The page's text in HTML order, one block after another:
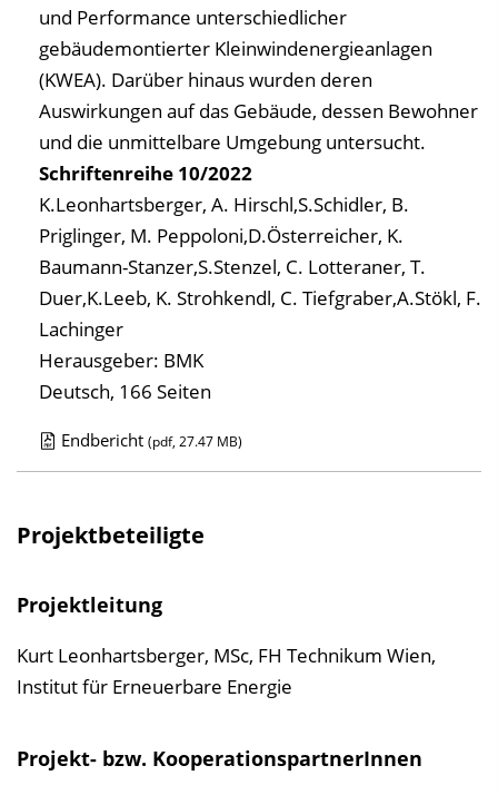
und Performance unterschiedlicher
gebäudemontierter Kleinwindenergieanlagen
(KWEA). Darüber hinaus wurden deren
Auswirkungen auf das Gebäude, dessen Bewohner
und die unmittelbare Umgebung untersucht.
Schriftenreihe 10/2022
K.Leonhartsberger, A. Hirschl,S.Schidler, B.
Priglinger, M. Peppoloni,D.Österreicher, K.
Baumann-Stanzer,S.Stenzel, C. Lotteraner, T.
Duer,K.Leeb, K. Strohkendl, C. Tiefgraber,A.Stökl, F.
Lachinger
Herausgeber: BMK
Deutsch, 166 Seiten
D
w
o
a
d
u
Endbericht (pdf, 27.47 MB)
Projektbeteiligte
Projektleitung
Kurt Leonhartsberger, MSc, FH Technikum Wien,
Institut für Erneuerbare Energie
Projekt- bzw. KooperationspartnerInnen